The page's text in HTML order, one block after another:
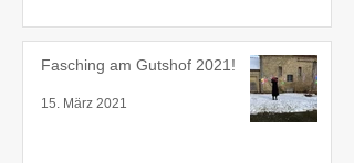
Fasching am Gutshof 2021!
15. März 2021